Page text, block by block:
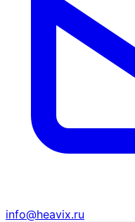
info@heavix.ru